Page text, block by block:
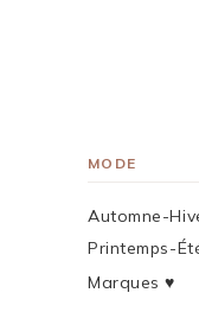
MODE
Automne-
Printemps-
Marques ♥︎